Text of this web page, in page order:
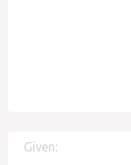
Given: